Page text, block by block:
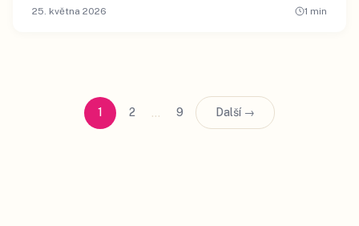
25. května 2026 1 min
1 2 … 9 Další →